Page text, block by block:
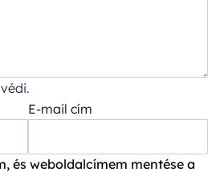
E-mail cím
és weboldalcímem mentése a